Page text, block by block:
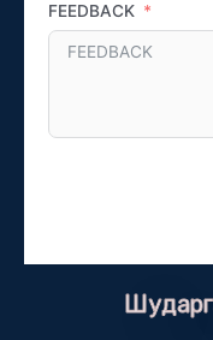
FEEDBACK